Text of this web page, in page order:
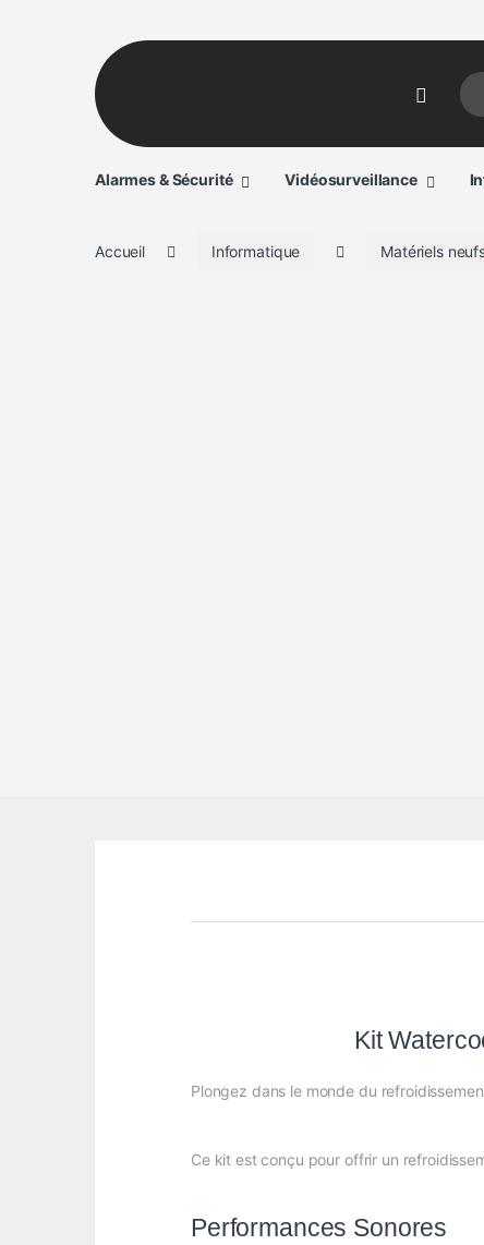
Alarmes & Sécurité Vidéosurveillance
Accueil Informatique Matériels
Kit
Plongez dans le monde du
Ce kit est conçu pour offrir un
Performances Sonores